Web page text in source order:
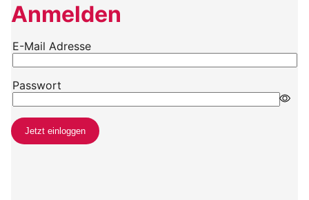
Anmelden